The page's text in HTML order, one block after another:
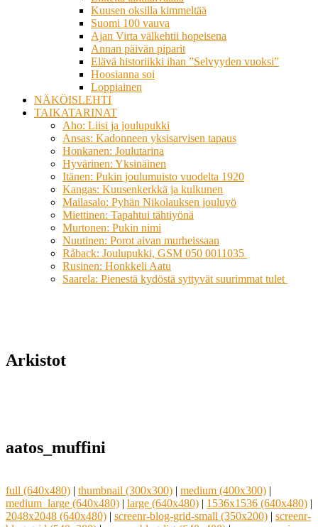
Kuusen oksilla kimmeltää
Suomi 100 vauva
Ajan Virta välkehtii hopeisena
Annan päivän piparit
Elävä historiikki ihan ”Selvyyden vuoksi”
Hoosianna soi
Loppiainen
NÄKÖISLEHTI
TAIKATARINAT
Aho: Liisi ja joulupukki
Ansas: Kadonneen yksisarvisen tapaus
Honkanen: Joulutarina
Hyvärinen: Yksinäinen
Itänen: Pukin joulumuisto vuodelta 1920
Kangas: Kuusenkerkkä ja kulkunen
Mailasalo: Pyhän Nikolauksen jouluyö
Miettinen: Tapahtui tähtiyönä
Murtonen: Pukin nimi
Nuutinen: Porot aivan murheissaan
Råback: Joulupukki, GSM 050 0011035
Rusinen: Honkkeli Aatu
Saarela: Pienestä kydöstä syttyvät suurimmat tulet
Arkistot
aatos_muffini
full (640x480) | thumbnail (300x300) | medium (400x300) |
medium_large (640x480) | large (640x480) | 1536x1536 (640x480) |
2048x2048 (640x480) | screenr-blog-grid-small (350x200) | screenr-